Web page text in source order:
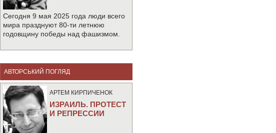
Сегодня 9 мая 2025 года люди всего
мира празднуют 80-ти летнюю
годовщину победы над фашизмом.
АВТОРСЬКИЙ ПОГЛЯД
АРТЕМ КИРПИЧЕНОК
ИЗРАИЛЬ. ПРОТЕСТ
И РЕПРЕССИИ